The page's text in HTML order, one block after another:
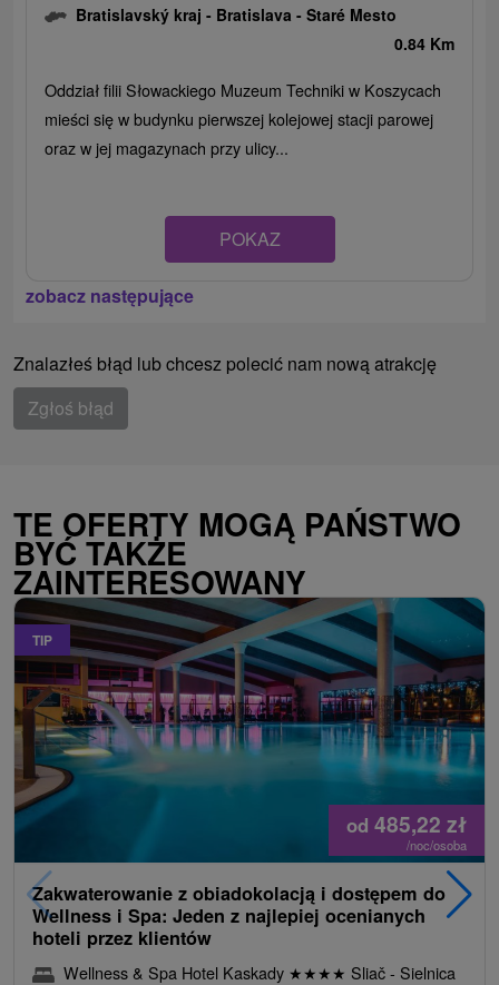
Bratislavský kraj - Bratislava - Staré Mesto
0.84 Km
Oddział filii Słowackiego Muzeum Techniki w Koszycach
mieści się w budynku pierwszej kolejowej stacji parowej
oraz w jej magazynach przy ulicy...
POKAZ
zobacz następujące
Znalazłeś błąd lub chcesz polecić nam nową atrakcję
Zgłoś błąd
TE OFERTY MOGĄ PAŃSTWO
BYĆ TAKŻE
ZAINTERESOWANY
TIP
od 485,22 zł
/noc/osoba
Zakwaterowanie z obiadokolacją i dostępem do
Wellness i Spa: Jeden z najlepiej ocenianych
hoteli przez klientów
Wellness & Spa Hotel Kaskady ★★★★ Sliač - Sielnica